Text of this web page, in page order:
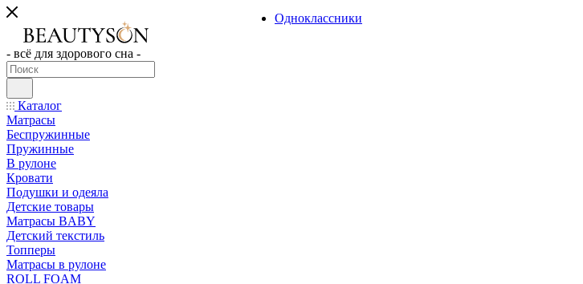
- всё для здорового сна -
Каталог
Матрасы
Беспружинные
Пружинные
В рулоне
Кровати
Подушки и одеяла
Детские товары
Матрасы BABY
Детский текстиль
Топперы
Матрасы в рулоне
ROLL FOAM
Одноклассники